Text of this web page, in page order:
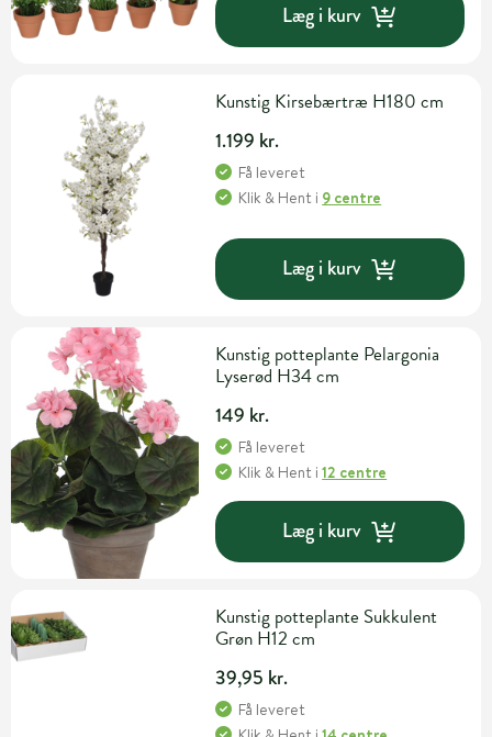
Læg i kurv
Kunstig Kirsebærtræ H180 cm
1.199 kr.
Få leveret
Klik & Hent i 9 centre
Læg i kurv
Kunstig potteplante Pelargonia
Lyserød H34 cm
149 kr.
Få leveret
Klik & Hent i12 centre
Læg i kurv
Kunstig potteplante Sukkulent
Grøn H12 cm
39,95 kr.
Få leveret